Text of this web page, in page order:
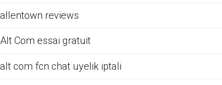
allentown reviews
Alt Com essai gratuit
alt com fcn chat uyelik iptali